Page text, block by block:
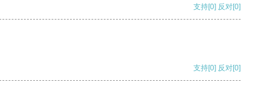
支持[0] 反对[0]
支持[0] 反对[0]